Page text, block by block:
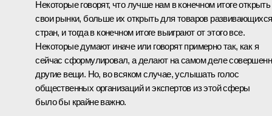
Некоторые говорят, что лучше нам в конечном итоге открыть
свои рынки, больше их открыть для товаров развивающихся
стран, и тогда в конечном итоге выиграют от этого все.
Некоторые думают иначе или говорят примерно так, как я
сейчас сформулировал, а делают на самом деле
другие вещи. Но, во всяком случае, услышать голос
общественных организаций и экспертов из этой сферы
было бы крайне важно.